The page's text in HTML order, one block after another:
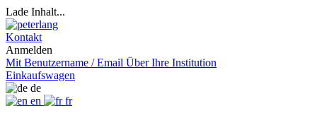
Lade Inhalt...
Kontakt
Anmelden
Mit Benutzername / Email Über Ihre Institution
Einkaufswagen
de
en
fr